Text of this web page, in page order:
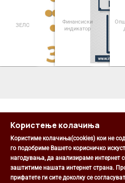
ЗЕЛС
Финансиски
индикатор
Општина
Михаил Цоков
Користење колачиња
Користиме колачиња(cookies) кои не
го подобриме Вашето корисничко
нагодувања, да анализираме интернет
заштитиме нашата интернет страна.
прифатете ги сите доколку се